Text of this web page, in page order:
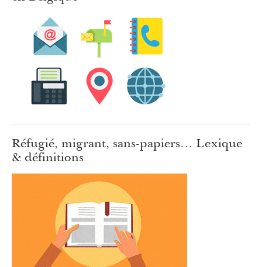
Réfugié, migrant, sans-papiers… Lexique
& définitions